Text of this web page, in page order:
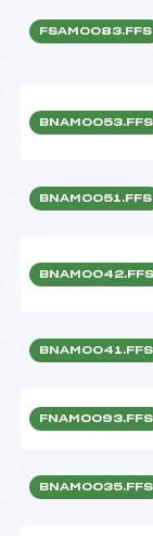
FSAM0083.FFS
BNAM0053.FFS
BNAM0051.FFS
BNAM0042.FFS
BNAM0041.FFS
FNAM0093.FFS
BNAM0035.FFS